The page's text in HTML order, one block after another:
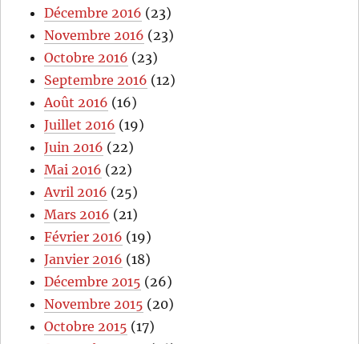
Décembre 2016 (23)
Novembre 2016 (23)
Octobre 2016 (23)
Septembre 2016 (12)
Août 2016 (16)
Juillet 2016 (19)
Juin 2016 (22)
Mai 2016 (22)
Avril 2016 (25)
Mars 2016 (21)
Février 2016 (19)
Janvier 2016 (18)
Décembre 2015 (26)
Novembre 2015 (20)
Octobre 2015 (17)